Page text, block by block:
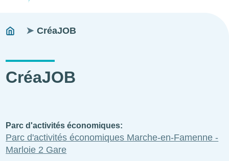
Fils
You
CréaJOB
CréaJOB
Parc d'activités économiques
Parc d'activités économiques Marche-en-Famenne -
Marloie 2 Gare